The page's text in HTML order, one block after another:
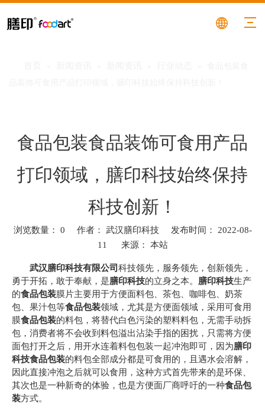
食品包装食品装饰可食用产品
打印领域，膳印科技始终保持
科技创新！
浏览数量： 0 作者： 武汉膳印科技 发布时间： 2022-08-
11 来源： 本站
武汉膳印科技有限公司 科技领先，服务领先，创新领先，
勇于开拓，敢于奉献，是膳印科技的立身之本。 膳印科技生产
的食品包装膜片主要用于方便面料包、茶包、咖啡包、奶茶
包、果汁包等食品包装领域，尤其是方便面领域，采用可食用
膜食品包装的料包，将替代白色污染的塑料料包，无需手动拆
包，消费者将不会收到料包溢出沾染手指的困扰，只需将方便
面包打开之后，用开水连着料包包装一起冲泡即可，因为膳印
科技食品包装的料包全部成分都是可食用的，且遇水会溶解，
因此直接冲泡之后就可以食用，这种方式首先带来的是环保、
其次也是一种新奇的体验，也是方便面厂商呼吁的一种食品包
装方式。